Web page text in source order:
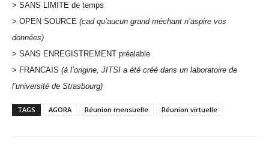
> SANS LIMITE de temps
> OPEN SOURCE (cad qu’aucun grand méchant n’aspire vos
données)
> SANS ENREGISTREMENT préalable
> FRANCAIS (à l’origine, JITSI a été créé dans un laboratoire de
l’université de Strasbourg)
TAGS AGORA Réunion mensuelle Réunion virtuelle